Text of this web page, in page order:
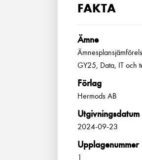
FAKTA
Ämne
GY25, Data, IT och
Förlag
Hermods AB
Utgivningsdatum
2024-09-23
Upplagenummer
1